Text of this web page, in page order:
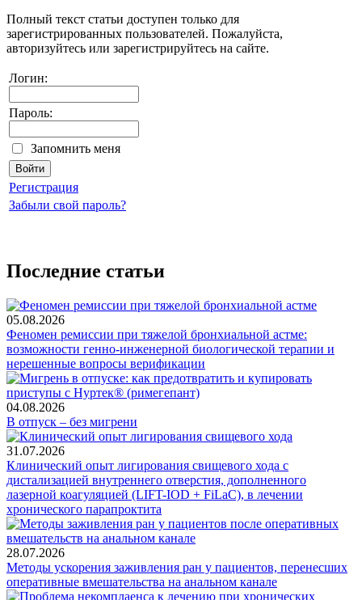
Полный текст статьи доступен только для
зарегистрированных пользователей. Пожалуйста,
авторизуйтесь или зарегистрируйтесь на сайте.
Логин:
Пароль:
Запомнить меня
Регистрация
Забыли свой пароль?
Последние статьи
05.08.2026
Феномен ремиссии при тяжелой бронхиальной астме:
возможности генно-инженерной биологической терапии и
нерешенные вопросы верификации
04.08.2026
В отпуск – без мигрени
31.07.2026
Клинический опыт лигирования свищевого хода с
дистализацией внутреннего отверстия, дополненного
лазерной коагуляцией (LIFT-IOD + FiLaC), в лечении
хронического парапроктита
28.07.2026
Методы ускорения заживления ран у пациентов, перенесших
оперативные вмешательства на анальном канале